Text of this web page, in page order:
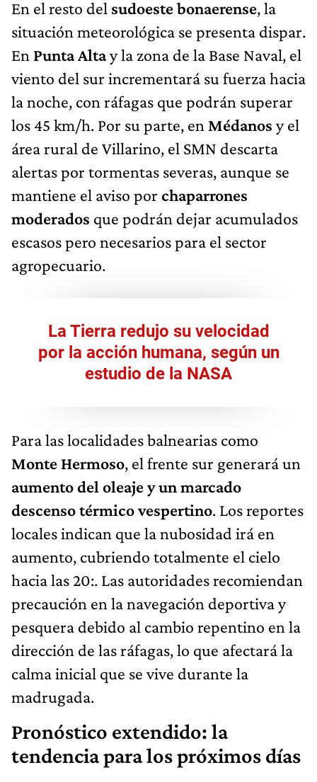
En el resto del sudoeste bonaerense, la
situación meteorológica se presenta dispar.
En Punta Altay la zona de la Base Naval, el
viento del sur incrementará su fuerza hacia
la noche, con ráfagas que podrán superar
los 45 km/h. Por su parte, en Médanos y el
área rural de Villarino, el SMN descarta
alertas por tormentas severas, aunque se
mantiene el aviso por chaparrones
moderados que podrán dejar acumulados
escasos pero necesarios para el sector
agropecuario.
La Tierra redujo su velocidad
por la acción humana, según un
estudio de la NASA
Para las localidades balnearias como
Monte Hermoso, el frente sur generará un
aumento del oleaje y un marcado
descenso térmico vespertino. Los reportes
locales indican que la nubosidad irá en
aumento, cubriendo totalmente el cielo
hacia las 20:. Las autoridades recomiendan
precaución en la navegación deportiva y
pesquera debido al cambio repentino en la
dirección de las ráfagas, lo que afectará la
calma inicial que se vive durante la
madrugada.
Pronóstico extendido: la
tendencia para los próximos días